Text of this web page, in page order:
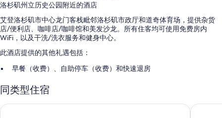
洛杉矶州立历史公园附近的酒店
艾登洛杉矶市中心龙门客栈毗邻洛杉矶市政厅和道奇体育场，提供杂货
店/便利店、咖啡店/咖啡馆和美发沙龙。所有住客均可使用免费房内
WiFi，以及干洗/洗衣服务和健身中心。
此酒店提供的其他礼遇包括：
早餐（收费）、自助停车（收费）和快速退房
前台保险箱、电梯和大堂电视
在住客点评中，早餐、员工服务和优越地理位置获得了诸多好评。
同类型住宿
皇家宝塔汽车旅馆 洛杉矶